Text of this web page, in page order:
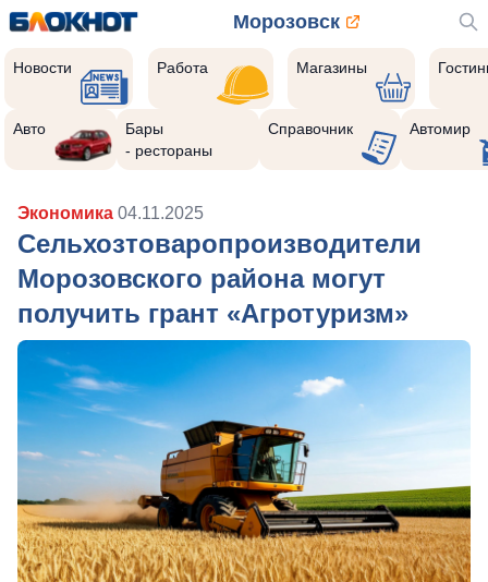
Морозовск
Новости Работа Магазины
Авто
Бары
- рестораны
Справочник Автомир
Экономика 04.11.2025
Сельхозтоваропроизводители
Морозовского района могут
получить грант «Агротуризм»